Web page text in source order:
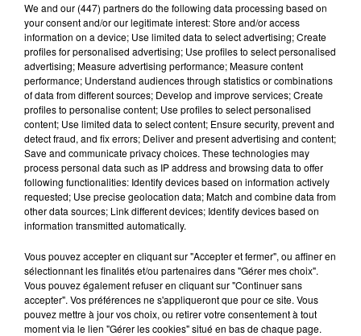
Lecture (2 min 20 sec)
100%
Les infos du Tarn et Garonne du 06/06/2026 à
6 juin 2026 - 2 min 20 sec
LES INFOS DU TARN ET GARONNE DU
06/06/2026 À 10H00
We and our (447) partnersdo the following data processing based on
your consent and/or our legitimate interest: Store and/or access
information on a device; Use limited data to select advertising; Create
profiles for personalised advertising; Use profiles to select personalised
advertising; Measure advertising performance; Measure content
performance; Understand audiences through statistics or combinations
of data from different sources; Develop and improve services; Create
profiles to personalise content; Use profiles to select personalised
content; Use limited data to select content; Ensure security, prevent and
detect fraud, and fix errors; Deliver and present advertising and content;
Save and communicate privacy choices. These technologies may
process personal data such as IP address and browsing data to offer
following functionalities: Identify devices based on information actively
requested; Use precise geolocation data; Match and combine data from
other data sources; Link different devices; Identify devices based on
information transmitted automatically.
Vous pouvez accepter en cliquant sur "Accepter et fermer", ou affiner en
sélectionnant les finalités et/ou partenaires dans "Gérer mes choix".
Vous pouvez également refuser en cliquant sur "Continuer sans
accepter". Vos préférences ne s'appliqueront que pour ce site. Vous
pouvez mettre à jour vos choix, ou retirer votre consentement à tout
moment via le lien "Gérer les cookies" situé en bas de chaque page.